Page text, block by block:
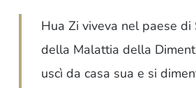
Hua Zi viveva nel paese di
della Malattia della
uscì da casa sua e si